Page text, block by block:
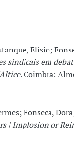
Elísio;
sindicais em
. Coimbra:
Fonseca,
| Implosion or